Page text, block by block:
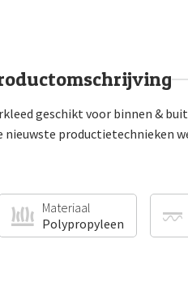
geschikt voor binnen &
productietechnieken
Materiaal
Polypropyleen